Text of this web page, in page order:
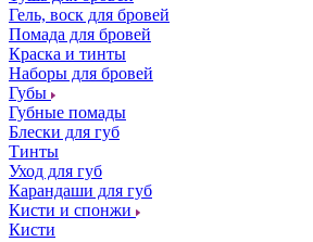
Гель, воск для бровей
Помада для бровей
Краска и тинты
Наборы для бровей
Губы
Губные помады
Блески для губ
Тинты
Уход для губ
Карандаши для губ
Кисти и спонжи
Кисти